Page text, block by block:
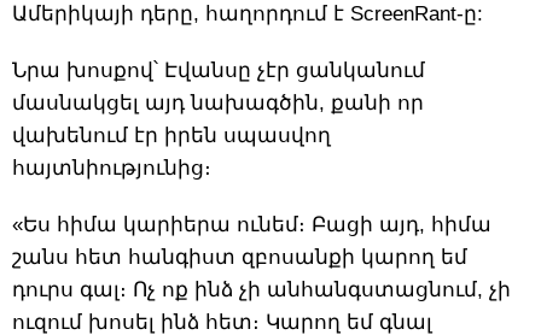
Ամերիկայի դերը, հաղորդում է ScreenRant-ը:
Նրա խոսքով՝ Էվանսը չէր ցանկանում
մասնակցել այդ նախագծին, քանի որ
վախենում էր իրեն սպասվող
հայտնիությունից։
«Ես հիմա կարիերա ունեմ։ Բացի այդ, հիմա
շանս հետ հանգիստ զբոսանքի կարող եմ
դուրս գալ։ Ոչ ոք ինձ չի անհանգստացնում, չի
ուզում խոսել ինձ հետ։ Կարող եմ գնալ